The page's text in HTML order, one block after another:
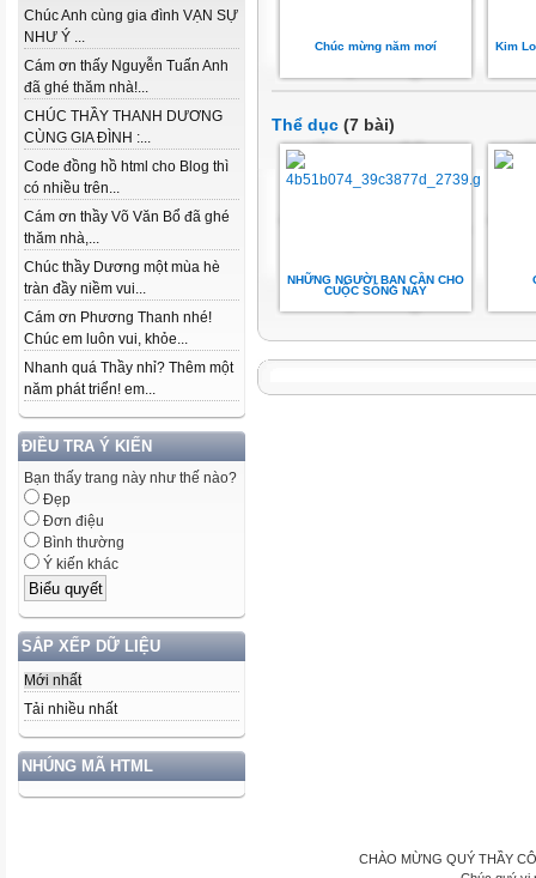
Chúc Anh cùng gia đình VẠN SỰ
NHƯ Ý ...
Cám ơn thấy Nguyễn Tuấn Anh
đã ghé thăm nhà!...
CHÚC THẦY THANH DƯƠNG
CÙNG GIA ĐÌNH :...
Code đồng hồ html cho Blog thì
có nhiều trên...
Cám ơn thầy Võ Văn Bổ đã ghé
thăm nhà,...
Chúc thầy Dương một mùa hè
tràn đầy niềm vui...
Cám ơn Phương Thanh nhé!
Chúc em luôn vui, khỏe...
Nhanh quá Thầy nhỉ? Thêm một
năm phát triển! em...
ĐIỀU TRA Ý KIẾN
Bạn thấy trang này như thế nào?
Đẹp
Đơn điệu
Bình thường
Ý kiến khác
SẮP XẾP DỮ LIỆU
Mới nhất
Tải nhiều nhất
NHÚNG MÃ HTML
Chúc mừng năm mơí Kim
Thể dục (7 bài)
NHỮNG NGƯỜI BẠN CẦN CHO
CUỘC SỐNG NÀY
CHÀO MỪNG QUÝ THẦY